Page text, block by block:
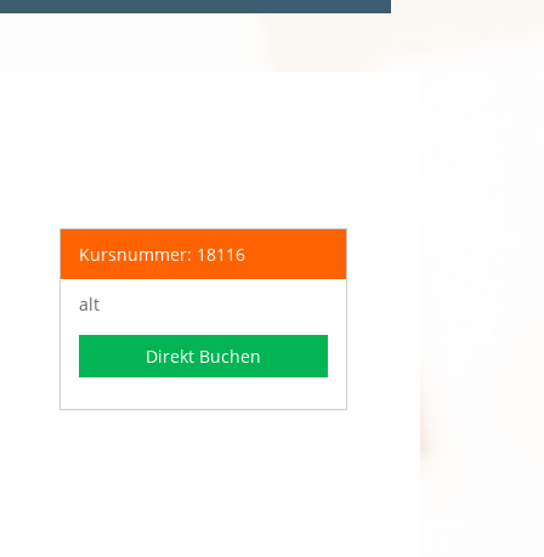
Kursnummer: 18116
alt
Direkt Buchen